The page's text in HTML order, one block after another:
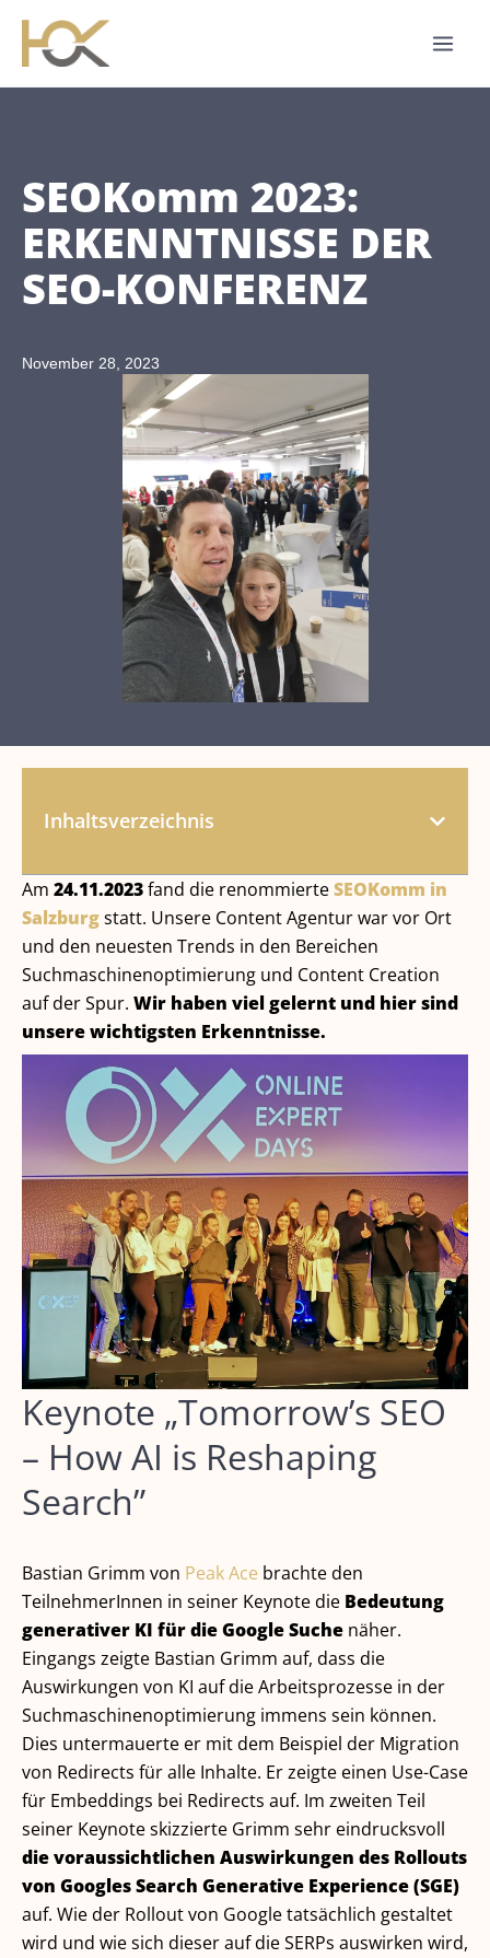
Inhalt
springen
SEOKomm 2023:
ERKENNTNISSE DER
SEO-KONFERENZ
November 28, 2023
Inhaltsverzeichnis
Am 24.11.2023fand die renommierteSEOKomm in
Salzburgstatt. Unsere Content Agentur war vor Ort
und den neuesten Trends in den Bereichen
Suchmaschinenoptimierung und Content Creation
auf der Spur. Wir haben viel gelernt und hier sind
unsere wichtigsten Erkenntnisse.
Keynote „Tomorrow’s SEO
– How AI is Reshaping
Search”
Bastian Grimm von Peak Ace brachte den
TeilnehmerInnen in seiner Keynote die Bedeutung
generativer KI für die Google Suche näher.
Eingangs zeigte Bastian Grimm auf, dass die
Auswirkungen von KI auf die Arbeitsprozesse in der
Suchmaschinenoptimierung immens sein können.
Dies untermauerte er mit dem Beispiel der Migration
von Redirects für alle Inhalte. Er zeigte einen Use-Case
für Embeddings bei Redirects auf. Im zweiten Teil
seiner Keynote skizzierte Grimm sehr eindrucksvoll
die voraussichtlichen Auswirkungen des Rollouts
von Googles Search Generative Experience (SGE)
auf. Wie der Rollout von Google tatsächlich gestaltet
wird und wie sich dieser auf die SERPs auswirken wird,